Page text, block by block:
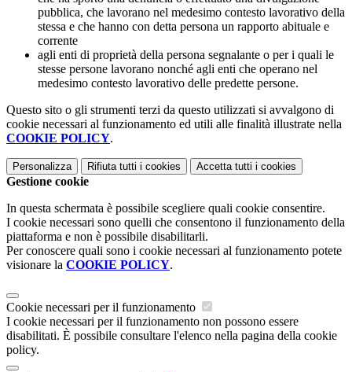
pubblica, che lavorano nel medesimo contesto lavorativo della
stessa e che hanno con detta persona un rapporto abituale e
corrente
agli enti di proprietà della persona segnalante o per i quali le
stesse persone lavorano nonché agli enti che operano nel
medesimo contesto lavorativo delle predette persone.
Questo sito o gli strumenti terzi da questo utilizzati si avvalgono di
cookie necessari al funzionamento ed utili alle finalità illustrate nella
COOKIE POLICY.
Personalizza Rifiuta tutti i cookies Accetta tutti i cookies
Gestione cookie
In questa schermata è possibile scegliere quali cookie consentire.
I cookie necessari sono quelli che consentono il funzionamento della
piattaforma e non è possibile disabilitarli.
Per conoscere quali sono i cookie necessari al funzionamento potete
visionare la COOKIE POLICY.
Cookie necessari per il funzionamento
I cookie necessari per il funzionamento non possono essere
disabilitati. È possibile consultare l'elenco nella pagina della cookie
policy.